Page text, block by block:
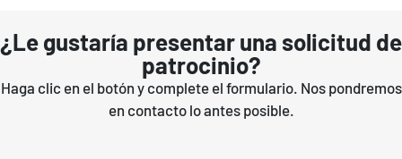
¿Le gustaría presentar una solicitud de
patrocinio?
Haga clic en el botón y complete el formulario. Nos pondremos
en contacto lo antes posible.